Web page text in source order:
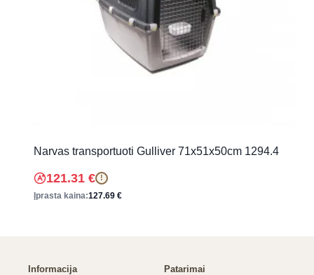
Narvas transportuoti Gulliver 71x51x50cm 1294.4
121.31 € !
Įprasta kaina:127.69 €
Informacija Patarimai